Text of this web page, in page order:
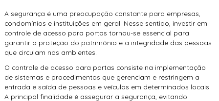
A segurança é uma preocupação constante para empresas,
condomínios e instituições em geral. Nesse sentido, investir em
controle de acesso para portas tornou-se essencial para
garantir a proteção do patrimônio e a integridade das pessoas
que circulam nos ambientes.
O controle de acesso para portas consiste na implementação
de sistemas e procedimentos que gerenciam e restringem a
entrada e saída de pessoas e veículos em determinados locais.
A principal finalidade é assegurar a segurança, evitando